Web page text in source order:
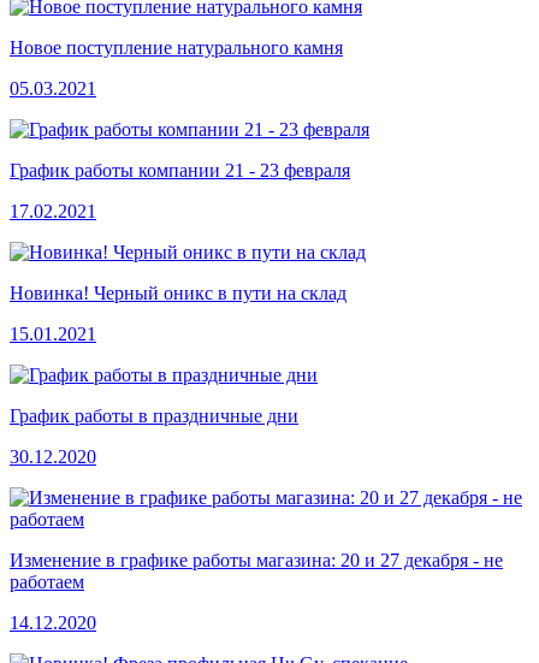
Новое поступление натурального камня
05.03.2021
График работы компании 21 - 23 февраля
17.02.2021
Новинка! Черный оникс в пути на склад
15.01.2021
График работы в праздничные дни
30.12.2020
Изменение в графике работы магазина: 20 и 27 декабря - не
работаем
14.12.2020